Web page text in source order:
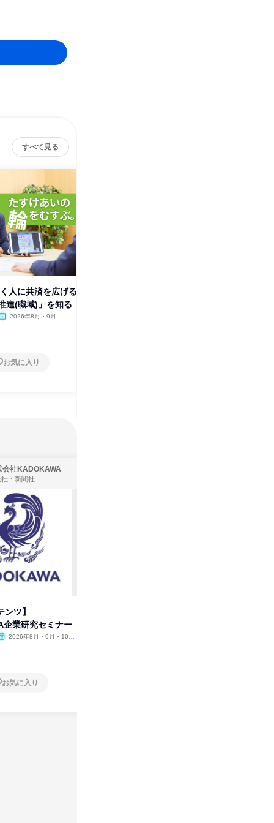
すべて見る
く人に共済を広げる
進(職域)」を知る
2026年8月・9月
お気に入り
会社KADOKAWA
・新聞社
ンツ】
企業研究セミナー
2026年8月・9月・10
お気に入り